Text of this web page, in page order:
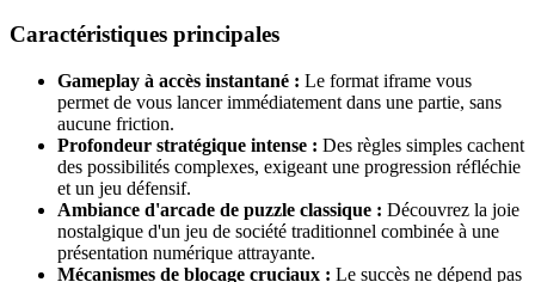
Caractéristiques principales
Gameplay à accès instantané : Le format iframe vous
permet de vous lancer immédiatement dans une partie, sans
aucune friction.
Profondeur stratégique intense : Des règles simples cachent
des possibilités complexes, exigeant une progression réfléchie
et un jeu défensif.
Ambiance d'arcade de puzzle classique : Découvrez la joie
nostalgique d'un jeu de société traditionnel combinée à une
présentation numérique attrayante.
Mécanismes de blocage cruciaux : Le succès ne dépend pas